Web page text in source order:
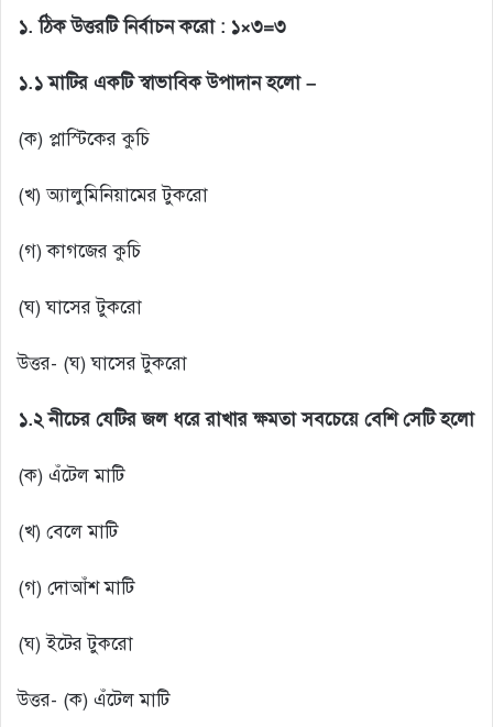
১. ঠিক উত্তরটি নির্বাচন করো : ১×৩=৩
১.১ মাটির একটি স্বাভাবিক উপাদান হলো –
(ক) প্লাস্টিকের কুচি
(খ) অ্যালুমিনিয়ামের টুকরো
(গ) কাগজের কুচি
(ঘ) ঘাসের টুকরো
উত্তর- (ঘ) ঘাসের টুকরো
১.২ নীচের যেটির জল ধরে রাখার ক্ষমতা সবচেয়ে বেশি সেটি হলো
(ক) এঁটেল মাটি
(খ) বেলে মাটি
(গ) দোআঁশ মাটি
(ঘ) ইটের টুকরো
উত্তর- (ক) এঁটেল মাটি